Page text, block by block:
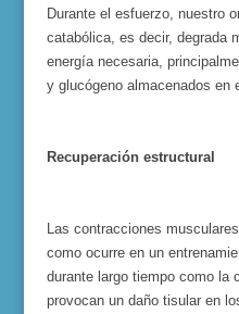
Durante el esfuerzo, nuestro
catabólica, es decir, degrada
energía necesaria,
y glucógeno almacenados en
Recuperación estructural
Las contracciones
como ocurre en un
durante largo tiempo como la
provocan un daño tisular en